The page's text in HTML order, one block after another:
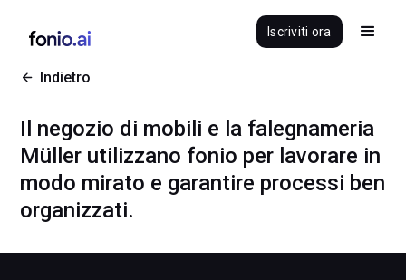
Iscriviti ora
Indietro
Il negozio di mobili e la falegnameria
Müller utilizzano fonio per lavorare in
modo mirato e garantire processi ben
organizzati.